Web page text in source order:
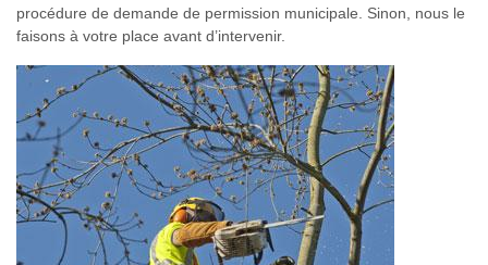
procédure de demande de permission municipale. Sinon, nous le
faisons à votre place avant d’intervenir.